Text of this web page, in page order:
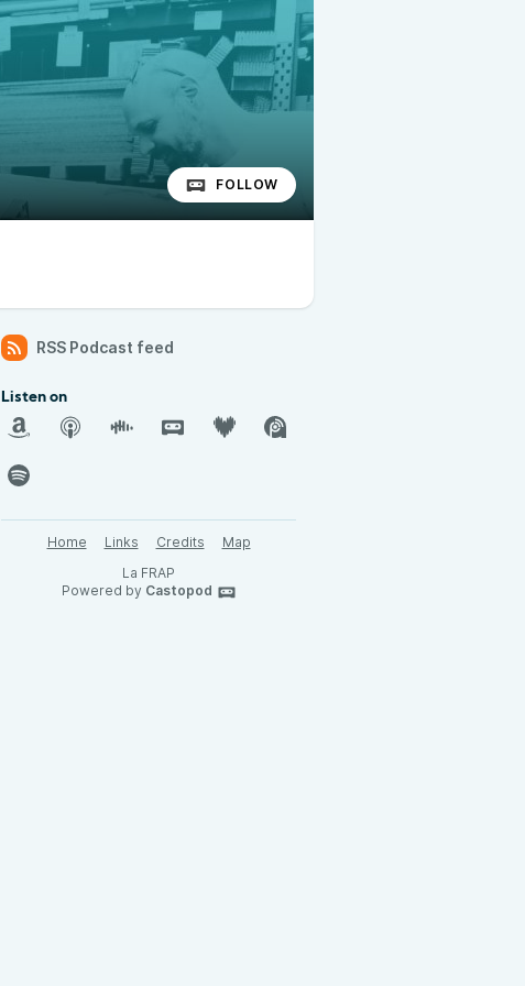
FOLLOW
RSS Podcast feed
Listen on
Home Links Credits
Map
La FRAP
Powered by Castopod